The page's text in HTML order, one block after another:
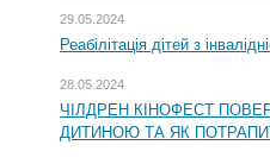
29.05.2024
Реабілітація дітей з
28.05.2024
ЧІЛДРЕН КІНОФЕСТ
ДИТИНОЮ ТА ЯК